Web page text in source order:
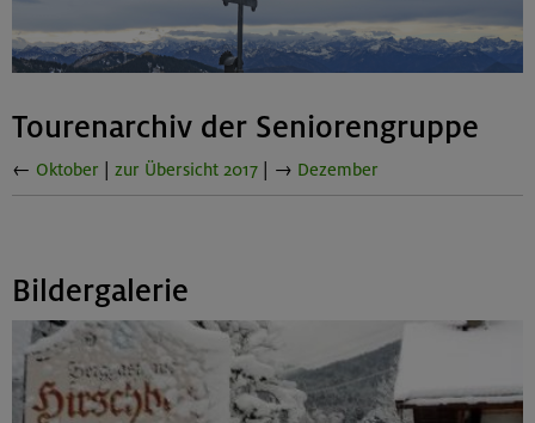
Tourenarchiv der Seniorengruppe
← Oktober zur Übersicht 2017 | → Dezember
Bildergalerie